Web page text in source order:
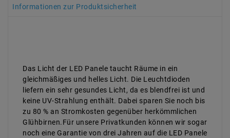
Informationen zur Produktsicherheit
Das Licht der LED Panele taucht Räume in ein
gleichmäßiges und helles Licht. Die Leuchtdioden
liefern ein sehr gesundes Licht, da es blendfrei ist und
keine UV-Strahlung enthält. Dabei sparen Sie noch bis
zu 80 % an Stromkosten gegenüber herkömmlichen
Glühbirnen.Für unsere Privatkunden können wir sogar
noch eine Garantie von drei Jahren auf die LED Panele